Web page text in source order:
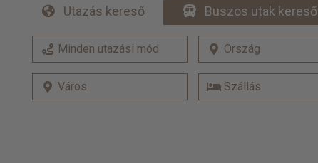
Utazás kereső Buszos utak kereső